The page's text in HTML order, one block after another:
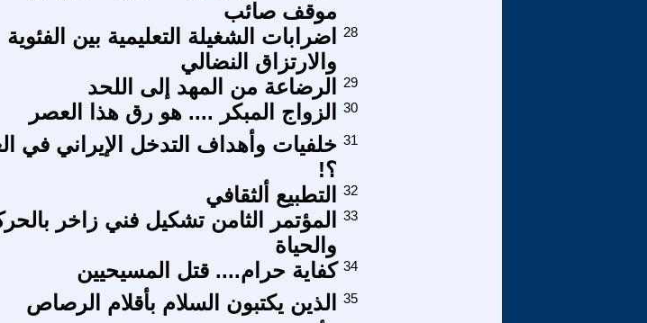
موقف صائب
اضرابات الشغيلة التعليمية بين الفئوية
والارتزاق النضالي
28
الرضاعة من المهد إلى اللحد
29
الزواج المبكر .... هو رق هذا العصر 30
خلفيات وأهداف التدخل الإيراني في
؟!
31
التطبيع ألثقافي
32
المؤتمر الثامن تشكيل فني زاخر
والحياة
33
كفاية حرام.... قتل المسيحيين 34
الذين يكتبون السلام بأقلام الرصاص 35